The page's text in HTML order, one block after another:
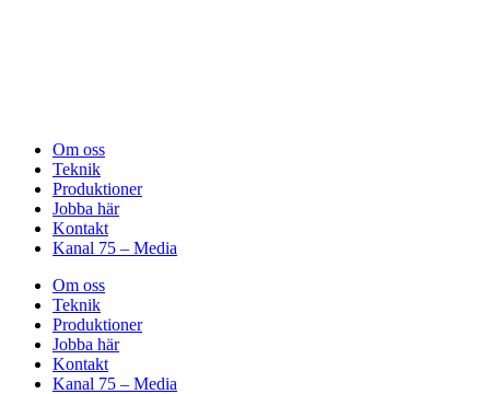
Om oss
Teknik
Produktioner
Jobba här
Kontakt
Kanal 75 – Media
Om oss
Teknik
Produktioner
Jobba här
Kontakt
Kanal 75 – Media